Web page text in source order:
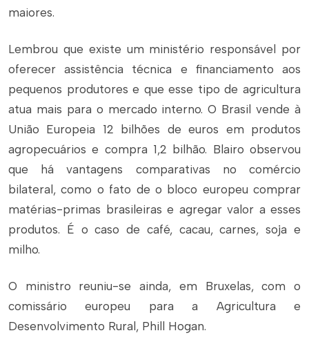
maiores.
Lembrou que existe um ministério responsável por
oferecer assistência técnica e financiamento aos
pequenos produtores e que esse tipo de agricultura
atua mais para o mercado interno. O Brasil vende à
União Europeia 12 bilhões de euros em produtos
agropecuários e compra 1,2 bilhão. Blairo observou
que há vantagens comparativas no comércio
bilateral, como o fato de o bloco europeu comprar
matérias-primas brasileiras e agregar valor a esses
produtos. É o caso de café, cacau, carnes, soja e
milho.
O ministro reuniu-se ainda, em Bruxelas, com o
comissário europeu para a Agricultura e
Desenvolvimento Rural, Phill Hogan.